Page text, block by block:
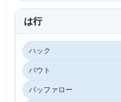
は行
ハック
バウト
バッファロー